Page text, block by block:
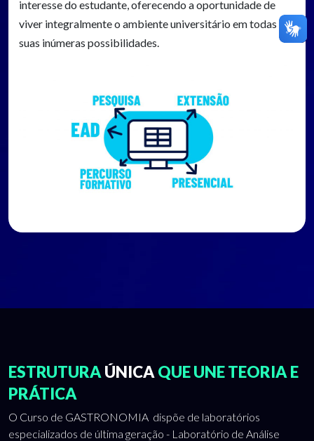
interesse do estudante, oferecendo a oportunidade de
viver integralmente o ambiente universitário em todas as
suas inúmeras possibilidades.
ESTRUTURA ÚNICA QUE UNE TEORIA E
PRÁTICA
O Curso de GASTRONOMIA dispõe de laboratórios
especializados de última geração - Laboratório de Análise